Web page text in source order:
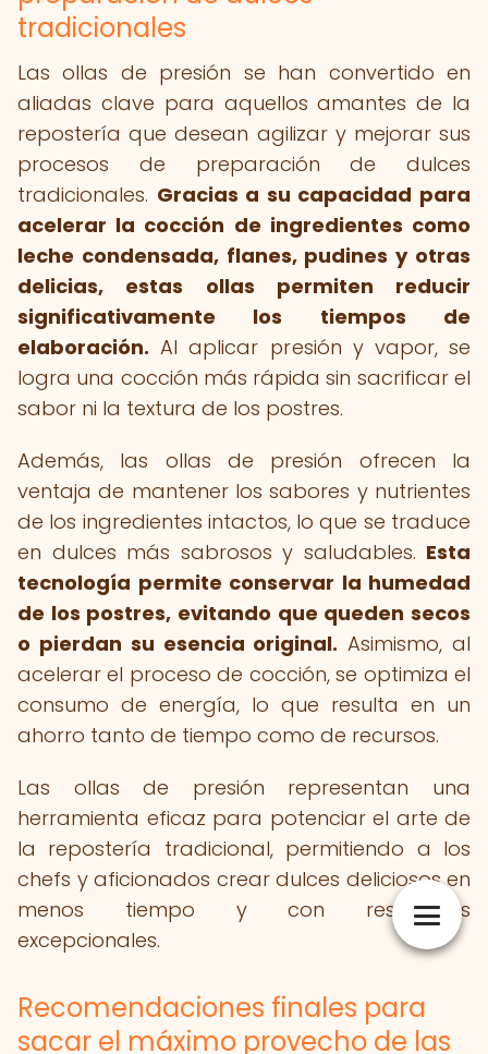
tradicionales
Las ollas de presión se han convertido en
aliadas clave para aquellos amantes de la
repostería que desean agilizar y mejorar sus
procesos de preparación de dulces
tradicionales. Gracias a su capacidad para
acelerar la cocción de ingredientes como
leche condensada, flanes, pudines y otras
delicias, estas ollas permiten reducir
significativamente los tiempos de
elaboración. Al aplicar presión y vapor, se
logra una cocción más rápida sin sacrificar el
sabor ni la textura de los postres.
Además, las ollas de presión ofrecen la
ventaja de mantener los sabores y nutrientes
de los ingredientes intactos, lo que se traduce
en dulces más sabrosos y saludables. Esta
tecnología permite conservar la humedad
de los postres, evitando que queden secos
o pierdan su esencia original. Asimismo, al
acelerar el proceso de cocción, se optimiza el
consumo de energía, lo que resulta en un
ahorro tanto de tiempo como de recursos.
Las ollas de presión representan una
herramienta eficaz para potenciar el arte de
la repostería tradicional, permitiendo a los
chefs y aficionados crear dulces deliciosos en
menos tiempo y con resultados
excepcionales.
Recomendaciones finales para
sacar el máximo provecho de las